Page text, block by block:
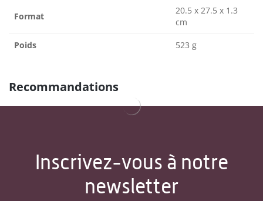
Format
20.5 x 27.5 x 1.3
cm
Poids 523 g
Recommandations
Inscrivez-vous à notre
newsletter